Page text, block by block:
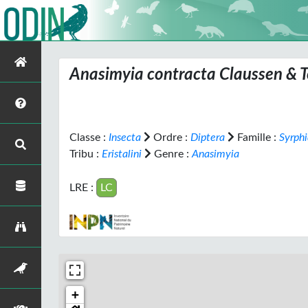
Anasimyia contracta Claussen &
Classe : Insecta Ordre : Diptera Famille :
Tribu : Eristalini Genre : Anasimyia
LRE : LC
+